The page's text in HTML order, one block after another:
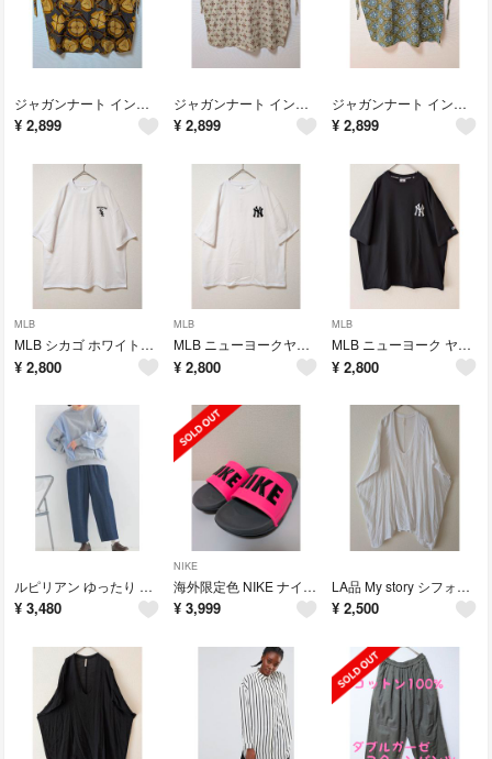
ジャガンナート インド綿 アフリカン柄 エスニック エプロン ワンピース チュニック
¥ 2,899
ジャガンナート インド綿 エスニック エプロン ワンピース チュニック
¥ 2,899
ジャガンナート インド綿 エスニック エプロン ワンピース チュニック
¥ 2,899
MLB
MLB シカゴ ホワイトソックス オーバーサイズ 刺繍 ロゴ半袖 Tシャツ
¥ 2,800
MLB
MLB ニューヨークヤンキース オーバーサイズ サガラ刺繍ロゴ 半袖Tシャツ
¥ 2,800
MLB
MLB ニューヨーク ヤンキース 刺繍ロゴ オーバーサイズ 半袖 Tシャツ LL
¥ 2,800
ルピリアン ゆったり ツイル デニム タックパンツ ワイドパンツ コクーンパンツ
¥ 3,480
NIKE
海外限定色 NIKE ナイキ オフコート スライド サンダル スリッパ ベナッシ
¥ 3,999
LA品 My story シフォン ボイル地 シアー カフタン チュニック プルオーバー
¥ 2,500